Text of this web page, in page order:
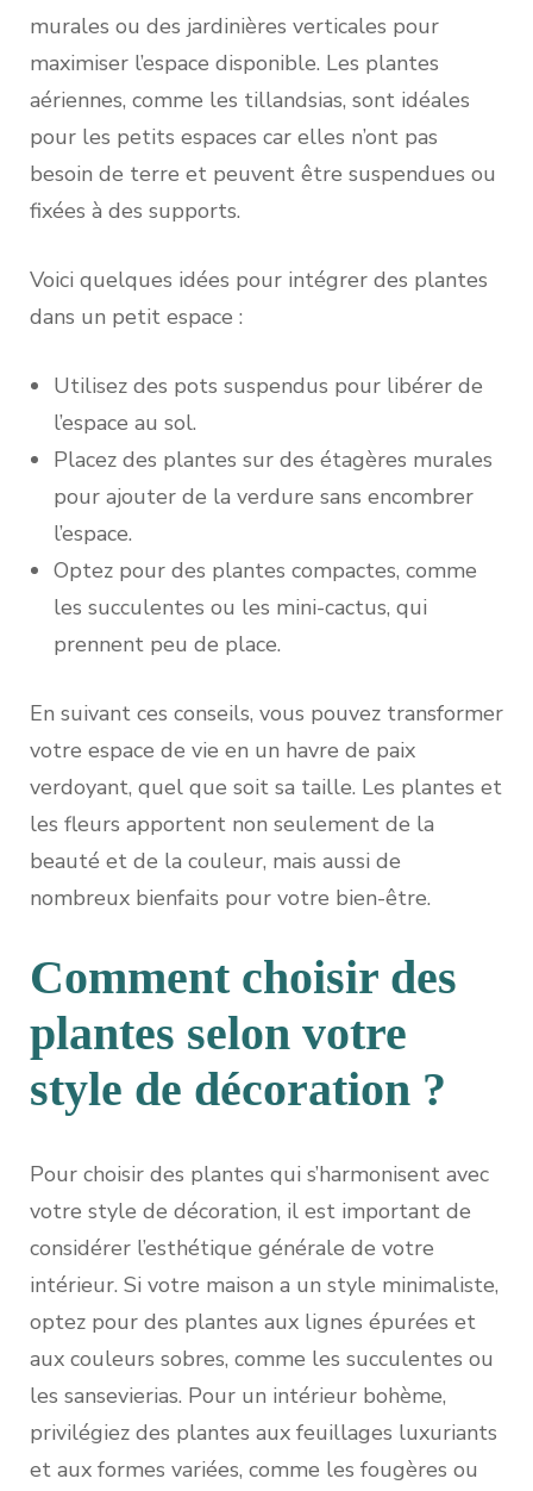
murales ou des jardinières verticales pour
maximiser l’espace disponible. Les plantes
aériennes, comme les tillandsias, sont idéales
pour les petits espaces car elles n’ont pas
besoin de terre et peuvent être suspendues ou
fixées à des supports.
Voici quelques idées pour intégrer des plantes
dans un petit espace :
Utilisez des pots suspendus pour libérer de
l’espace au sol.
Placez des plantes sur des étagères murales
pour ajouter de la verdure sans encombrer
l’espace.
Optez pour des plantes compactes, comme
les succulentes ou les mini-cactus, qui
prennent peu de place.
En suivant ces conseils, vous pouvez transformer
votre espace de vie en un havre de paix
verdoyant, quel que soit sa taille. Les plantes et
les fleurs apportent non seulement de la
beauté et de la couleur, mais aussi de
nombreux bienfaits pour votre bien-être.
Comment choisir des
plantes selon votre
style de décoration ?
Pour choisir des plantes qui s’harmonisent avec
votre style de décoration, il est important de
considérer l’esthétique générale de votre
intérieur. Si votre maison a un style minimaliste,
optez pour des plantes aux lignes épurées et
aux couleurs sobres, comme les succulentes ou
les sansevierias. Pour un intérieur bohème,
privilégiez des plantes aux feuillages luxuriants
et aux formes variées, comme les fougères ou